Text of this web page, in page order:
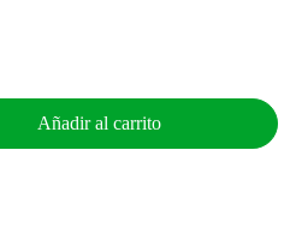
Añadir al carrito